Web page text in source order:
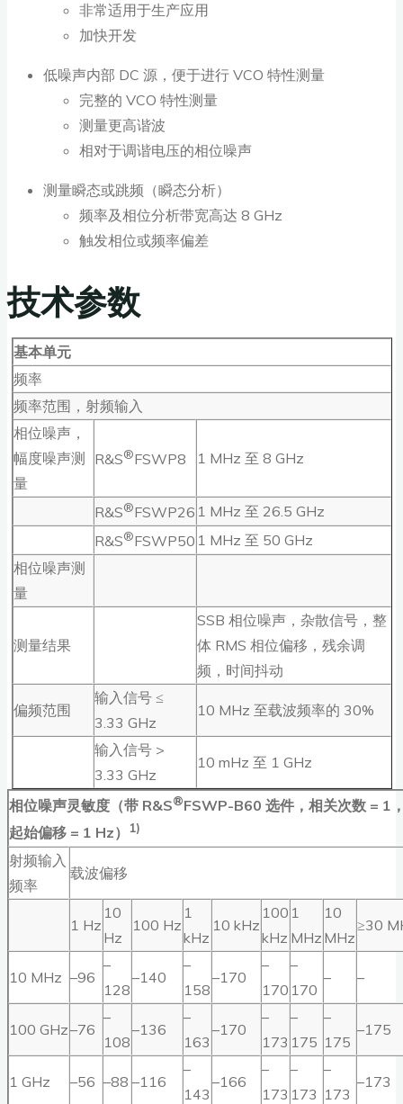
博客
非常适用于生产应用
加快开发
低噪声内部 DC 源，便于进行 VCO 特性测量
完整的 VCO 特性测量
测量更高谐波
相对于调谐电压的相位噪声
测量瞬态或跳频（瞬态分析）
频率及相位分析带宽高达 8 GHz
触发相位或频率偏差
技术参数
基本单元
频率
频率范围，射频输入
相位噪声，
幅度噪声测
量
R&S®FSWP8 1 MHz 至 8 GHz
R&S®FSWP26 1 MHz 至 26.5 GHz
R&S®FSWP50 1 MHz 至 50 GHz
相位噪声测
量
测量结果
SSB 相位噪声，杂散信号，整
体 RMS 相位偏移，残余调
频，时间抖动
偏频范围
输入信号 ≤
3.33 GHz
10 MHz 至载波频率的 30%
输入信号 >
3.33 GHz
10 mHz 至 1 GHz
相位噪声灵敏度（带 R&S®FSWP-B60 选件，相关次数 = 1
起始偏移 = 1 Hz）
1)
射频输入
频率
载波偏移
1 Hz
10
Hz
100 Hz
1
kHz
10 kHz
100
kHz
1
MHz
10
MHz
≥30
10 MHz –96
–
128
–140
–
158
–170
–
170
–
170
– –
100 GHz–76
–
108
–136
–
163
–170
–
173
–
175
–
175
–175
1 GHz –56 –88 –116
–
143
–166
–
173
–
173
–
173
–173